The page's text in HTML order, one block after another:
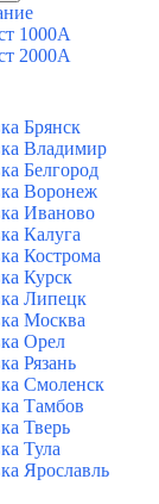
1000А
2000А
Брянск
Владимир
Белгород
Воронеж
Иваново
Калуга
Кострома
Курск
Липецк
Москва
Орел
Рязань
Смоленск
Тамбов
Тверь
Тула
Ярославль